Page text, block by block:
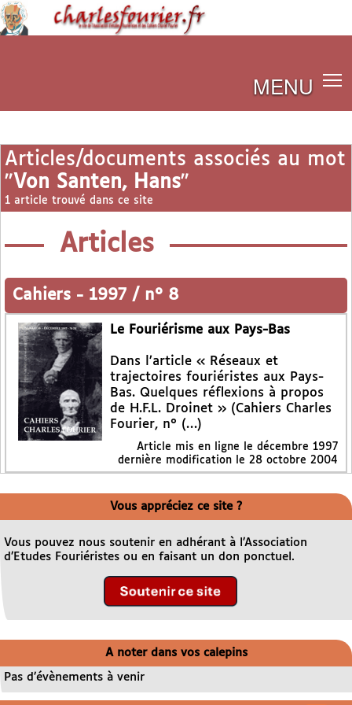
MENU
Articles/documents associés au mot
"Von Santen, Hans"
1 article trouvé dans ce site
Articles
Cahiers - 1997 / n° 8
Le Fouriérisme aux Pays-Bas
Dans l’article « Réseaux et
trajectoires fouriéristes aux Pays-
Bas. Quelques réflexions à propos
de H.F.L. Droinet » (Cahiers Charles
Fourier, n° (…)
Article mis en ligne le décembre 1997
dernière modification le 28 octobre 2004
Vous appréciez ce site ?
Vous pouvez nous soutenir en adhérant à l’Association
d’Etudes Fouriéristes ou en faisant un don ponctuel.
A noter dans vos calepins
Pas d’évènements à venir